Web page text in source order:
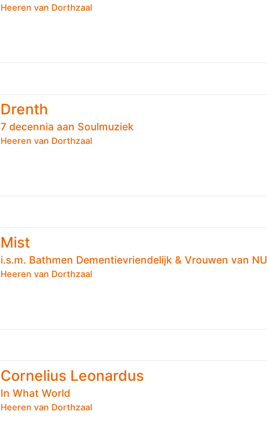
Heeren van Dorthzaal
Drenth
7 decennia aan Soulmuziek
Heeren van Dorthzaal
Mist
i.s.m. Bathmen Dementievriendelijk & Vrouwen van NU
Heeren van Dorthzaal
Cornelius Leonardus
In What World
Heeren van Dorthzaal